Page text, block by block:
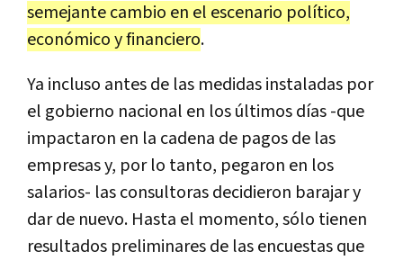
semejante cambio en el escenario político,
económico y financiero.
Ya incluso antes de las medidas instaladas por
el gobierno nacional en los últimos días -que
impactaron en la cadena de pagos de las
empresas y, por lo tanto, pegaron en los
salarios- las consultoras decidieron barajar y
dar de nuevo. Hasta el momento, sólo tienen
resultados preliminares de las encuestas que